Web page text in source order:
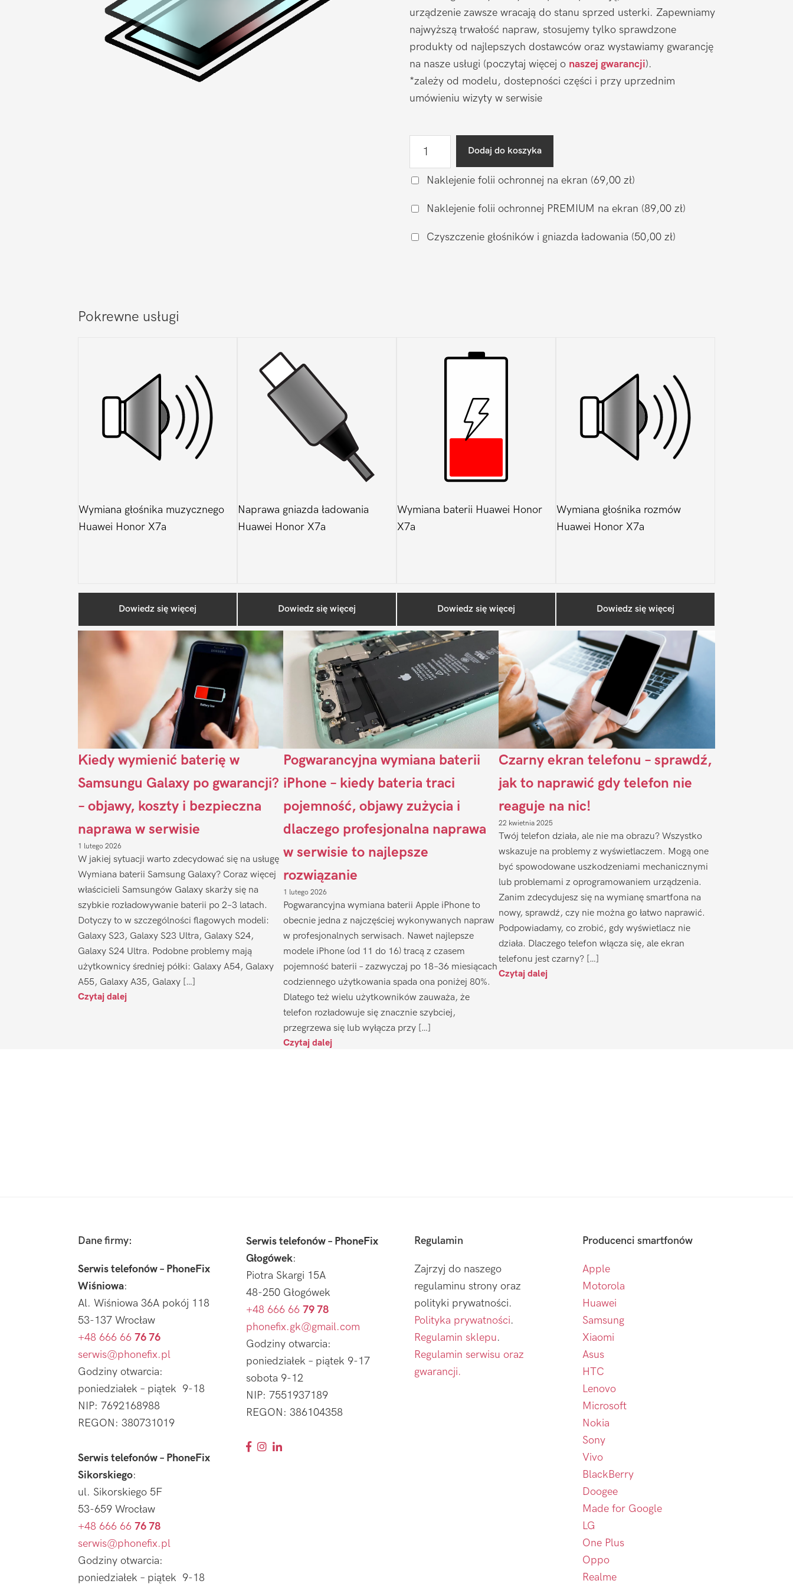
urządzenie zawsze wracają do stanu sprzed usterki. Zapewniamy
najwyższą trwałość napraw, stosujemy tylko sprawdzone
produkty od najlepszych dostawców oraz wystawiamy gwarancję
na nasze usługi (poczytaj więcej o naszej gwarancji).
*zależy od modelu, dostepności części i przy uprzednim
umówieniu wizyty w serwisie
wyświetlacza
Huawei
Dodaj do koszyka
Naklejenie folii ochronnej na ekran (69,00 zł)
Naklejenie folii ochronnej PREMIUM na ekran (89,00 zł)
Czyszczenie głośników i gniazda ładowania (50,00 zł)
Pokrewne usługi
Wymiana głośnika muzycznego
Huawei Honor X7a
Dowiedz się więcej
Naprawa gniazda ładowania
Huawei Honor X7a
Dowiedz się więcej
Wymiana baterii Huawei Honor
X7a
Dowiedz się więcej
Wymiana głośnika rozmów
Huawei Honor X7a
Dowiedz się więcej
Sidebar
Ostatnio na blogu
Kiedy wymienić baterię w
Samsungu Galaxy po gwarancji?
– objawy, koszty i bezpieczna
naprawa w serwisie
1 lutego 2026
W jakiej sytuacji warto zdecydować się na usługę
Wymiana baterii Samsung Galaxy? Coraz więcej
właścicieli Samsungów Galaxy skarży się na
szybkie rozładowywanie baterii po 2–3 latach.
Dotyczy to w szczególności flagowych modeli:
Galaxy S23, Galaxy S23 Ultra, Galaxy S24,
Galaxy S24 Ultra. Podobne problemy mają
użytkownicy średniej półki: Galaxy A54, Galaxy
A55, Galaxy A35, Galaxy […]
Czytaj dalej
Pogwarancyjna wymiana baterii
iPhone – kiedy bateria traci
pojemność, objawy zużycia i
dlaczego profesjonalna naprawa
w serwisie to najlepsze
rozwiązanie
1 lutego 2026
Pogwarancyjna wymiana baterii Apple iPhone to
obecnie jedna z najczęściej wykonywanych napraw
w profesjonalnych serwisach. Nawet najlepsze
modele iPhone (od 11 do 16) tracą z czasem
pojemność baterii – zazwyczaj po 18–36 miesiącach
codziennego użytkowania spada ona poniżej 80%.
Dlatego też wielu użytkowników zauważa, że
telefon rozładowuje się znacznie szybciej,
przegrzewa się lub wyłącza przy […]
Czytaj dalej
Czarny ekran telefonu – sprawdź,
jak to naprawić gdy telefon nie
reaguje na nic!
22 kwietnia 2025
Twój telefon działa, ale nie ma obrazu? Wszystko
wskazuje na problemy z wyświetlaczem. Mogą one
być spowodowane uszkodzeniami mechanicznymi
lub problemami z oprogramowaniem urządzenia.
Zanim zdecydujesz się na wymianę smartfona na
nowy, sprawdź, czy nie można go łatwo naprawić.
Podpowiadamy, co zrobić, gdy wyświetlacz nie
działa. Dlaczego telefon włącza się, ale ekran
telefonu jest czarny? […]
Czytaj dalej
Dane firmy:
Serwis telefonów – PhoneFix
Wiśniowa:
Al. Wiśniowa 36A pokój 118
53-137 Wrocław
+48 666 66 76 76
serwis@phonefix.pl
Godziny otwarcia:
poniedziałek – piątek 9-18
NIP: 7692168988
REGON: 380731019
Serwis telefonów – PhoneFix
Sikorskiego:
ul. Sikorskiego 5F
53-659 Wrocław
+48 666 66 76 78
serwis@phonefix.pl
Godziny otwarcia:
poniedziałek – piątek 9-18
Serwis telefonów – PhoneFix
Głogówek:
Piotra Skargi 15A
48-250 Głogówek
+48 666 66 79 78
phonefix.gk@gmail.com
Godziny otwarcia:
poniedziałek – piątek 9-17
sobota 9-12
NIP: 7551937189
REGON: 386104358
Regulamin
Zajrzyj do naszego
regulaminu strony oraz
polityki prywatności.
Polityka prywatności.
Regulamin sklepu.
Regulamin serwisu oraz
gwarancji.
Producenci smartfonów
Apple
Motorola
Huawei
Samsung
Xiaomi
Asus
HTC
Lenovo
Microsoft
Nokia
Sony
Vivo
BlackBerry
Doogee
Made for Google
LG
One Plus
Oppo
Realme